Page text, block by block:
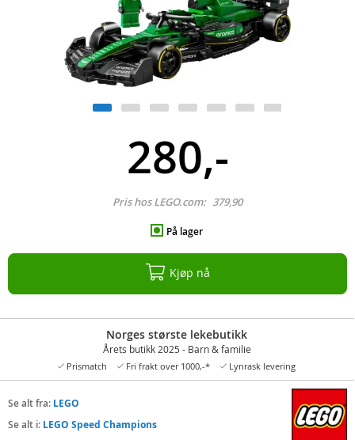
280,-
Pris hos LEGO.com: 379,90
På lager
Kjøp nå
Norges største lekebutikk
Årets butikk 2025 - Barn & familie
Prismatch Fri frakt over 1000,-* Lynrask levering
Se alt fra: LEGO
Se alt i: LEGO Speed Champions